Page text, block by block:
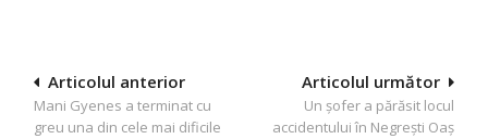
Navigare
în
Articolul următor
Un șofer a părăsit locul
accidentului în Negrești Oaș
Articolul anterior
Mani Gyenes a terminat cu
greu una din cele mai dificile